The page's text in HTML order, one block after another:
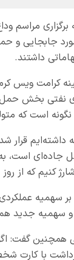
برگزاری مراسم
جابجایی و
داشتند.
کرامت ویس
نفتی بخش
نگونه است که
روز ۱۱ تیر ماه این کار انجام می‌شود.
و سهمیه جدید
گفت: